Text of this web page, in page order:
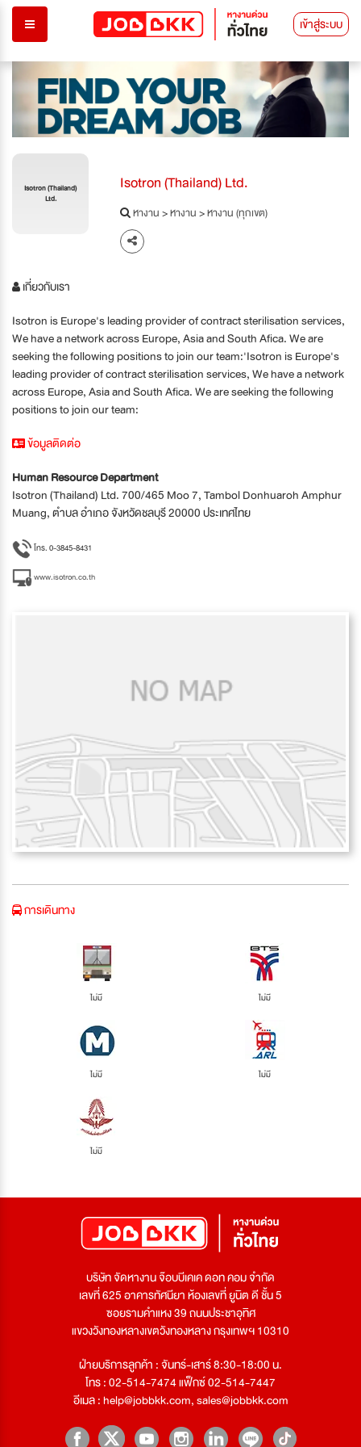
เข้าสู่ระบบ
Isotron (Thailand)
Ltd.
Isotron (Thailand) Ltd.
หางาน>หางาน>หางาน (ทุกเขต)
เกี่ยวกับเรา
Isotron is Europe's leading provider of contract sterilisation services,
We have a network across Europe, Asia and South Afica. We are
seeking the following positions to join our team:'Isotron is Europe's
leading provider of contract sterilisation services, We have a network
across Europe, Asia and South Afica. We are seeking the following
positions to join our team:
ข้อมูลติดต่อ
Human Resource Department
Isotron (Thailand) Ltd. 700/465 Moo 7, Tambol Donhuaroh Amphur
Muang, ตำบล อำเภอ จังหวัดชลบุรี 20000 ประเทศไทย
โทร. 0-3845-8431
www.isotron.co.th
การเดินทาง
ไม่มี ไม่มี
ไม่มี ไม่มี
ไม่มี
บริษัท จัดหางาน จ๊อบบีเคเค ดอท คอม จำกัด
เลขที่ 625 อาคารทัศนียา ห้องเลขที่ ยูนิต ดี ชั้น 5
ซอยรามคำแหง 39 ถนนประชาอุทิศ
แขวงวังทองหลางเขตวังทองหลาง กรุงเทพฯ 10310
ฝ่ายบริการลูกค้า : จันทร์-เสาร์ 8:30-18:00 น.
โทร : 02-514-7474 แฟ็กซ์ 02-514-7447
อีเมล :help@jobbkk.com,sales@jobbkk.com